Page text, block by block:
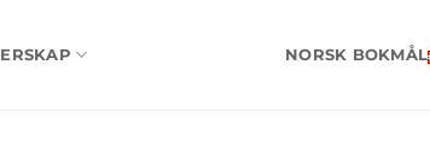
NORSK BOKMÅL